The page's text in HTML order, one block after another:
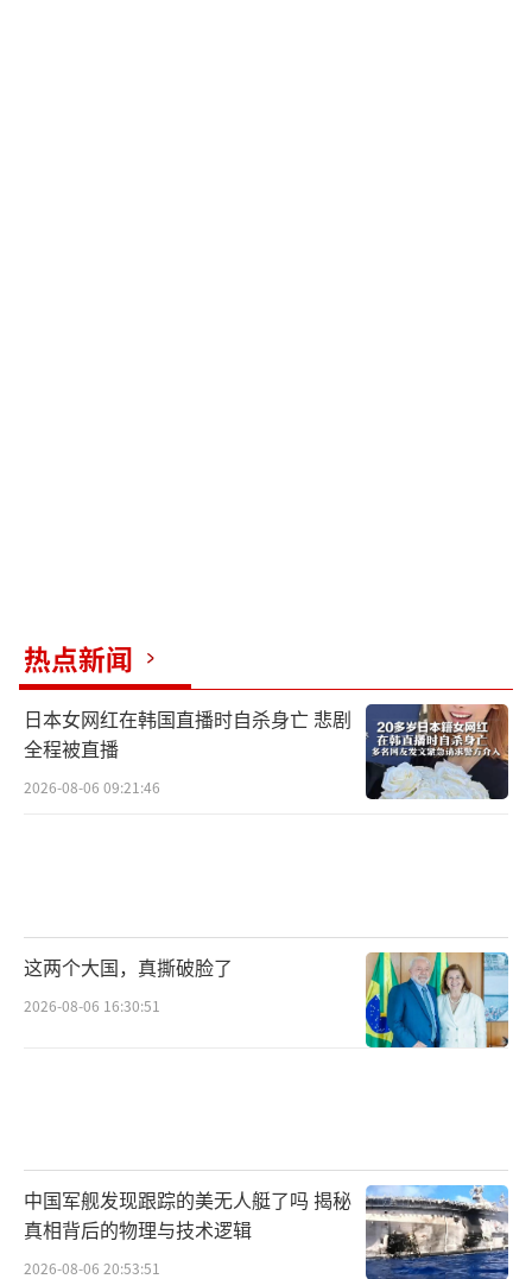
热点新闻
日本女网红在韩国直播时自杀身亡 悲剧
全程被直播
2026-08-06 09:21:46
这两个大国，真撕破脸了
2026-08-06 16:30:51
中国军舰发现跟踪的美无人艇了吗 揭秘
真相背后的物理与技术逻辑
2026-08-06 20:53:51